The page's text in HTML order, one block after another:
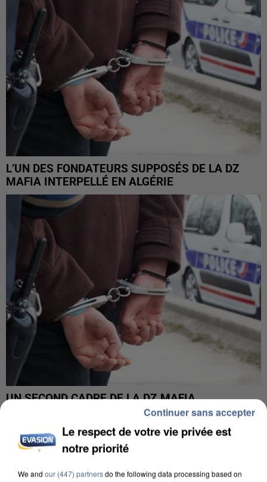
L’UN DES FONDATEURS SUPPOSÉS DE LA DZ
MAFIA INTERPELLÉ EN ALGÉRIE
UN SECOND CADRE DE LA DZ MAFIA
Le respect de votre vie privée est
notre priorité
We and our (447) partnersdo the following data processing based on
Continuer sans accepter